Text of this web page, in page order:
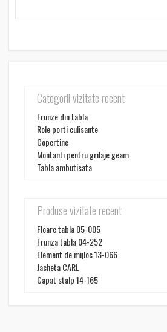
Categorii vizitate recent
Frunze din tabla
Role porti culisante
Copertine
Montanti pentru grilaje geam
Tabla ambutisata
Produse vizitate recent
Floare tabla 05-005
Frunza tabla 04-252
Element de mijloc 13-066
Jacheta CARL
Capat stalp 14-165